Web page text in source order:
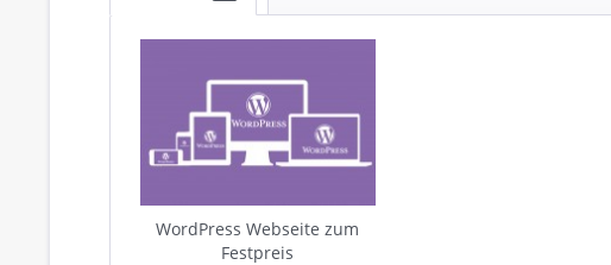
WordPress Webseite zum
Festpreis